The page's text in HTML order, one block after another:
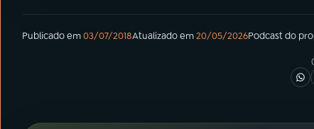
Publicado em03/07/2018Atualizado em20/05/2026Podcastdo